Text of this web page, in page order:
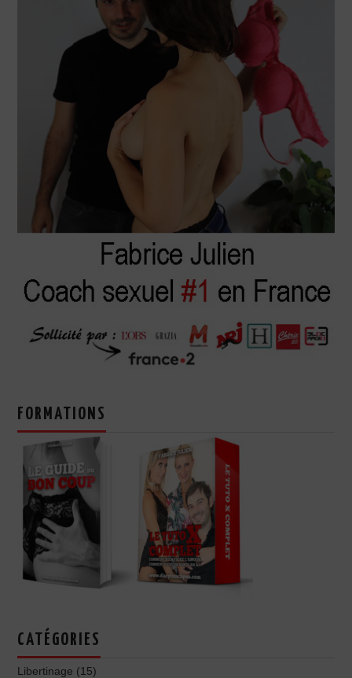
FORMATIONS
CATÉGORIES
Libertinage (15)